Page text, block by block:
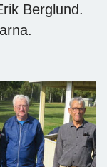
Berglund.